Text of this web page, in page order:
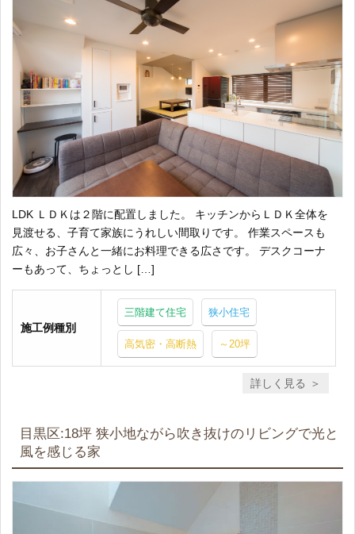
LDK ＬＤＫは２階に配置しました。 キッチンからＬＤＫ全体を
見渡せる、子育て家族にうれしい間取りです。 作業スペースも
広々、お子さんと一緒にお料理できる広さです。 デスクコーナ
ーもあって、ちょっとし […]
施工例種別
三階建て住宅 狭小住宅
高気密・高断熱 ～20坪
詳しく見る
目黒区:18坪 狭小地ながら吹き抜けのリビングで光と
風を感じる家